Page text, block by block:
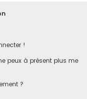
!
peux à présent plus me
?